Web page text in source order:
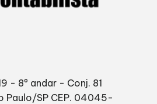
- 8º andar - Conj. 81
Paulo/SP CEP. 04045-